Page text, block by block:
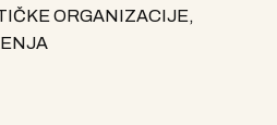
ORGANIZACIJE,